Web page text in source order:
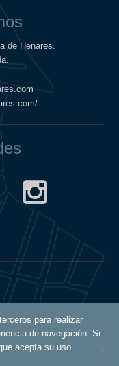
para realizar
de navegación. Si
acepta su uso.
de Henares.